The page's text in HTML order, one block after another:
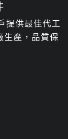
提供最佳代工
生產，品質保